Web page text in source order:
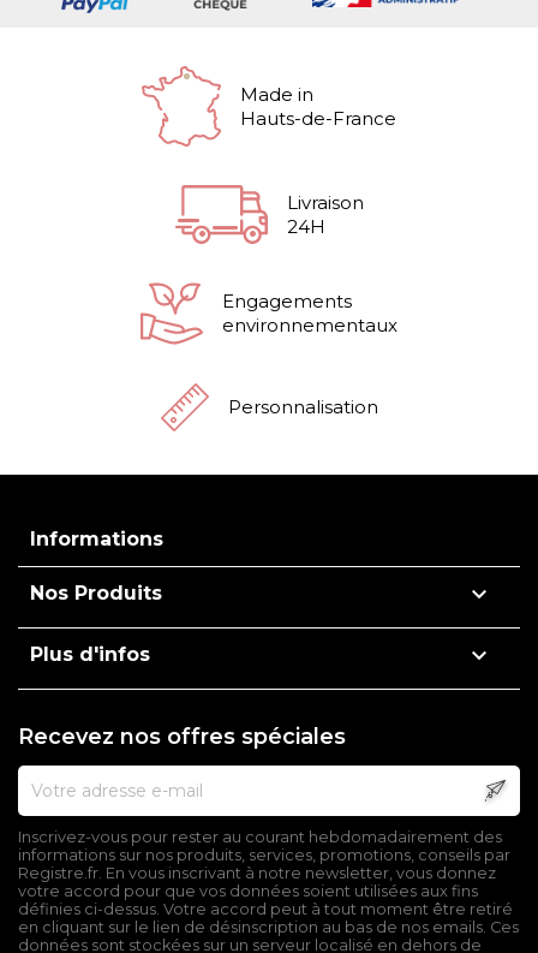
Made in
Hauts-de-France
Livraison
24H
Engagements
environnementaux
Personnalisation
Informations
Nos Produits 
Plus d'infos 
Recevez nos offres spéciales
Inscrivez-vous pour rester au courant hebdomadairement des
informations sur nos produits, services, promotions, conseils par
Registre.fr. En vous inscrivant à notre newsletter, vous donnez
votre accord pour que vos données soient utilisées aux fins
définies ci-dessus. Votre accord peut à tout moment être retiré
en cliquant sur le lien de désinscription au bas de nos emails. Ces
données sont stockées sur un serveur localisé en dehors de